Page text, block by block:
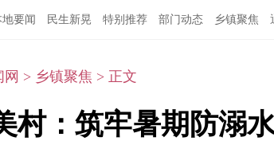
地要闻 民生新晃 特别推荐 部门动态 乡镇聚焦
> 乡镇聚焦 > 正文
村：筑牢暑期防溺